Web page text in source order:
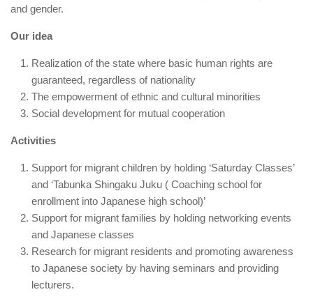
and gender.
Our idea
Realization of the state where basic human rights are
guaranteed, regardless of nationality
The empowerment of ethnic and cultural minorities
Social development for mutual cooperation
Activities
Support for migrant children by holding ‘Saturday Classes’
and ‘Tabunka Shingaku Juku ( Coaching school for
enrollment into Japanese high school)’
Support for migrant families by holding networking events
and Japanese classes
Research for migrant residents and promoting awareness
to Japanese society by having seminars and providing
lecturers.